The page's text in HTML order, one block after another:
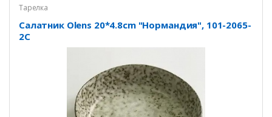
Тарелка
Салатник Olens 20*4.8cm "Нормандия", 101-2065-
2C